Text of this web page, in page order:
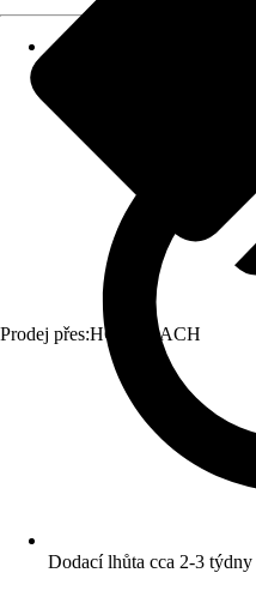
Prodej přes:HORNBACH
Dodací lhůta cca 2-3 týdny